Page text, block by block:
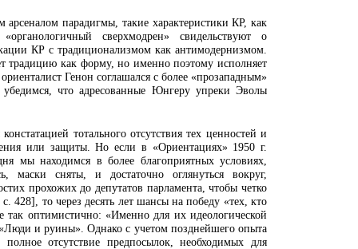
парадигмы, такие характеристики КР, как
сверхмодрен» свидельствуют о
КР с традиционализмом как антимодернизмом.
традицию как форму, но именно поэтому исполняет
Генон соглашался с более «прозападным»
что адресованные Юнгеру упреки Эволы
тотального отсутствия тех ценностей и
или защиты. Но если в «Ориентациях» 1950 г.
мы находимся в более благоприятных условиях,
маски сняты, и достаточно оглянуться вокруг,
прохожих до депутатов парламента, чтобы четко
428], то через десять лет шансы на победу «тех, кто
оптимистично: «Именно для их идеологической
и руины». Однако с учетом позднейшего опыта
отсутствие предпосылок, необходимых для